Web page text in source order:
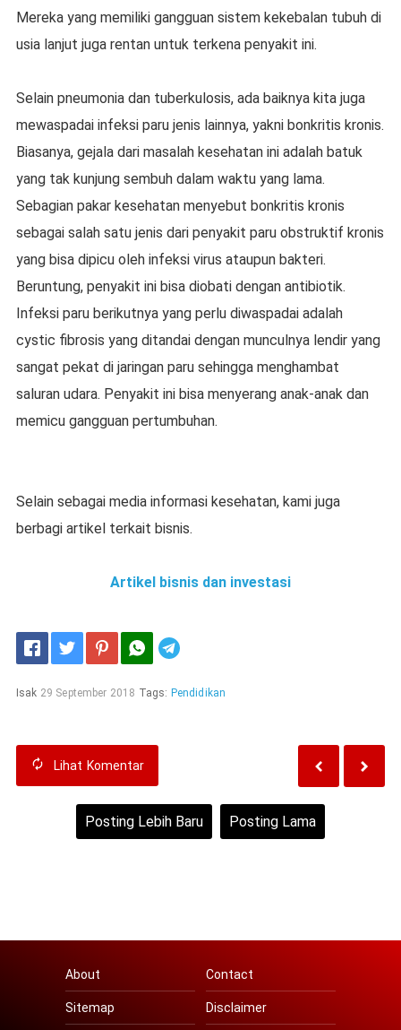
Mereka yang memiliki gangguan sistem kekebalan tubuh di
usia lanjut juga rentan untuk terkena penyakit ini.
Selain pneumonia dan tuberkulosis, ada baiknya kita juga
mewaspadai infeksi paru jenis lainnya, yakni bonkritis kronis.
Biasanya, gejala dari masalah kesehatan ini adalah batuk
yang tak kunjung sembuh dalam waktu yang lama.
Sebagian pakar kesehatan menyebut bonkritis kronis
sebagai salah satu jenis dari penyakit paru obstruktif kronis
yang bisa dipicu oleh infeksi virus ataupun bakteri.
Beruntung, penyakit ini bisa diobati dengan antibiotik.
Infeksi paru berikutnya yang perlu diwaspadai adalah
cystic fibrosis yang ditandai dengan munculnya lendir yang
sangat pekat di jaringan paru sehingga menghambat
saluran udara. Penyakit ini bisa menyerang anak-anak dan
memicu gangguan pertumbuhan.
Selain sebagai media informasi kesehatan, kami juga
berbagi artikel terkait bisnis.
Artikel bisnis dan investasi
Isak 29 September 2018 Tags: Pendidikan
Lihat Komentar
Posting Lebih Baru Posting Lama
About Contact
Sitemap Disclaimer